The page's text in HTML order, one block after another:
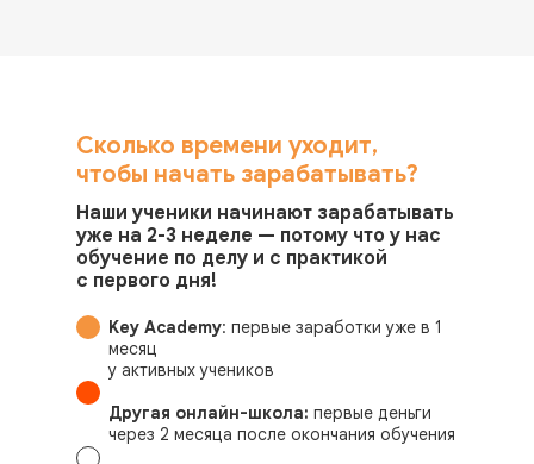
Key Academy: первые заработки уже в 1
месяц
у активных учеников
Другая онлайн-школа: первые деньги
через 2 месяца после окончания обучения
Наши ученики начинают зарабатывать
уже на 2-3 неделе — потому что у нас
обучение по делу и с практикой
с первого дня!
Сколько времени уходит,
чтобы начать зарабатывать?